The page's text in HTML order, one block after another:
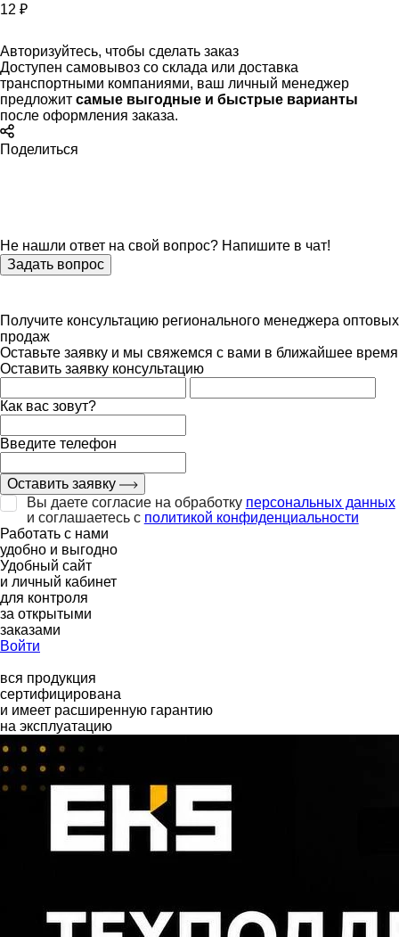
12 ₽
Авторизуйтесь, чтобы сделать заказ
Доступен самовывоз со склада или доставка
транспортными компаниями, ваш личный менеджер
предложит самые выгодные и быстрые варианты
после оформления заказа.
Поделиться
Не нашли ответ на свой вопрос? Напишите в чат!
Задать вопрос
Получите консультацию регионального менеджера оптовых
продаж
Оставьте заявку и мы свяжемся с вами в ближайшее время
Оставить заявку консультацию
Как вас зовут?
Введите телефон
Оставить заявку
Вы даете согласие на обработку персональных данных
и соглашаетесь с политикой конфиденциальности
Работать с нами
удобно и выгодно
Удобный сайт
и личный кабинет
для контроля
за открытыми
заказами
Войти
вся продукция
сертифицирована
и имеет расширенную гарантию
на эксплуатацию